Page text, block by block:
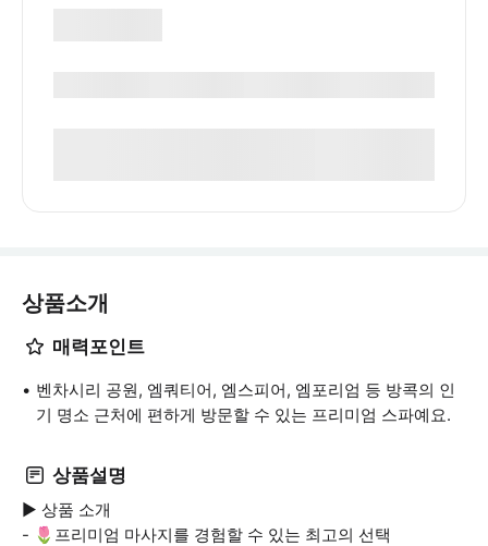
상품소개
매력포인트
벤차시리 공원, 엠쿼티어, 엠스피어, 엠포리엄 등 방콕의 인
기 명소 근처에 편하게 방문할 수 있는 프리미엄 스파예요.
상품설명
▶ 상품 소개
- 🌷프리미엄 마사지를 경험할 수 있는 최고의 선택